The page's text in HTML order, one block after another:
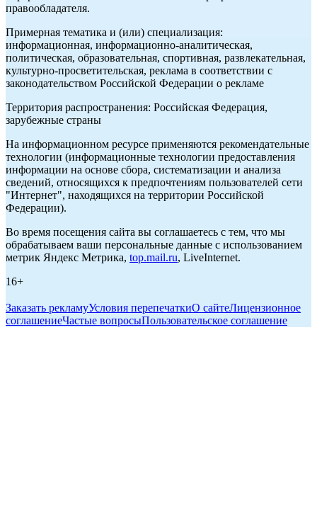
правообладателя.
Примерная тематика и (или) специализация:
информационная, информационно-аналитическая,
политическая, образовательная, спортивная, развлекательная,
культурно-просветительская, реклама в соответствии с
законодательством Российской Федерации о рекламе
Территория распространения: Российская Федерация,
зарубежные страны
На информационном ресурсе применяются рекомендательные
технологии (информационные технологии предоставления
информации на основе сбора, систематизации и анализа
сведений, относящихся к предпочтениям пользователей сети
"Интернет", находящихся на территории Российской
Федерации).
Во время посещения сайта вы соглашаетесь с тем, что мы
обрабатываем ваши персональные данные с использованием
метрик Яндекс Метрика, top.mail.ru, LiveInternet.
16+
Заказать рекламуУсловия перепечаткиО сайтеЛицензионное
соглашениеЧастые вопросыПользовательское соглашение